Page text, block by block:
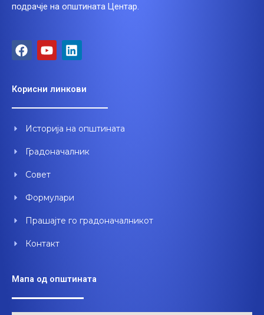
подрачје на општината Центар.
F
a
b
o
k
Y
o
u
b
L
i
e
d
n
Корисни линкови
Историја на општината
Градоначалник
Совет
Формулари
Прашајте го градоначалникот
Контакт
Мапа од општината